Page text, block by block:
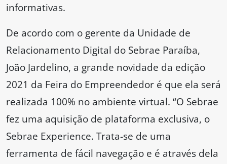
informativas.
De acordo com o gerente da Unidade de
Relacionamento Digital do Sebrae Paraíba,
João Jardelino, a grande novidade da edição
2021 da Feira do Empreendedor é que ela será
realizada 100% no ambiente virtual. “O Sebrae
fez uma aquisição de plataforma exclusiva, o
Sebrae Experience. Trata-se de uma
ferramenta de fácil navegação e é através dela